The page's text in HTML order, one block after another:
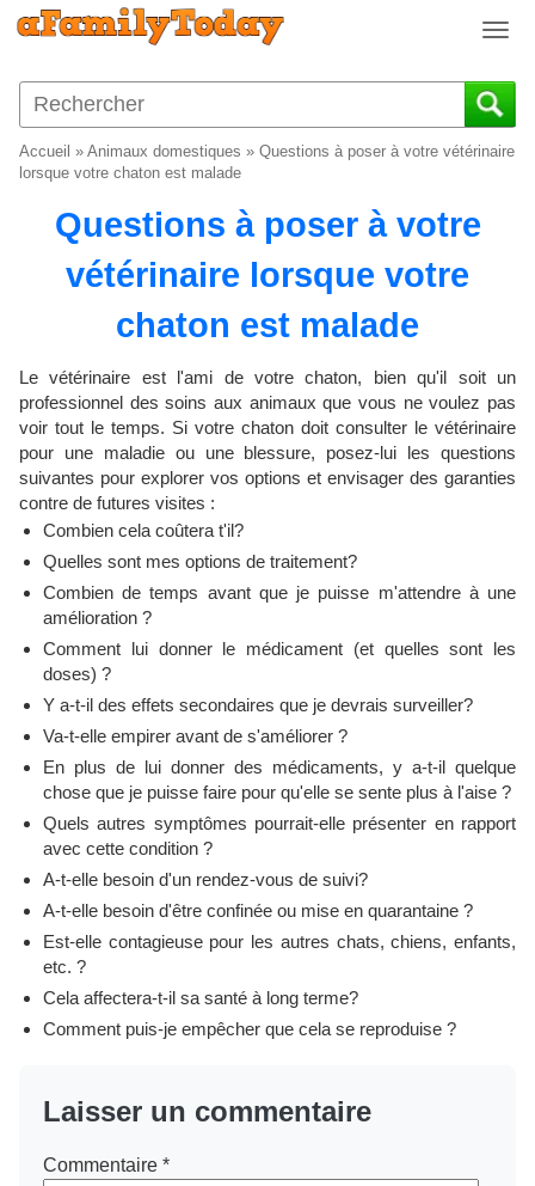
T
g
g
i
o
n
Accueil » Animaux domestiques » Questions à poser à votre vétérinaire
lorsque votre chaton est malade
Questions à poser à votre
vétérinaire lorsque votre
chaton est malade
Le vétérinaire est l'ami de votre chaton, bien qu'il soit un
professionnel des soins aux animaux que vous ne voulez pas
voir tout le temps. Si votre chaton doit consulter le vétérinaire
pour une maladie ou une blessure, posez-lui les questions
suivantes pour explorer vos options et envisager des garanties
contre de futures visites :
Combien cela coûtera t'il?
Quelles sont mes options de traitement?
Combien de temps avant que je puisse m'attendre à une
amélioration ?
Comment lui donner le médicament (et quelles sont les
doses) ?
Y a-t-il des effets secondaires que je devrais surveiller?
Va-t-elle empirer avant de s'améliorer ?
En plus de lui donner des médicaments, y a-t-il quelque
chose que je puisse faire pour qu'elle se sente plus à l'aise ?
Quels autres symptômes pourrait-elle présenter en rapport
avec cette condition ?
A-t-elle besoin d'un rendez-vous de suivi?
A-t-elle besoin d'être confinée ou mise en quarantaine ?
Est-elle contagieuse pour les autres chats, chiens, enfants,
etc. ?
Cela affectera-t-il sa santé à long terme?
Comment puis-je empêcher que cela se reproduise ?
Laisser un commentaire
Commentaire *